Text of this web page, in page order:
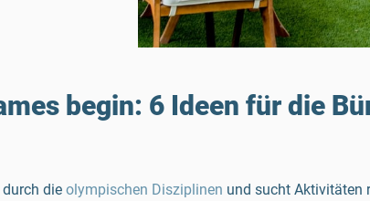
begin: 6 Ideen für die
die olympischen Disziplinen und sucht Aktivitäten